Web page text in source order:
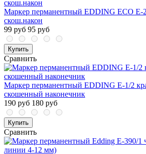
Маркер перманентный EDDING ECO E-
скош.након
99 руб 95 руб
Купить
Сравнить
Маркер перманентный EDDING E-1/2
скошенный наконечник
190 руб 180 руб
Купить
Сравнить